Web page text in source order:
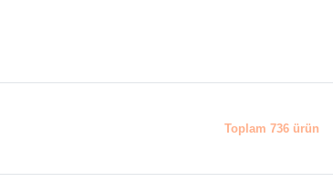
Toplam 736 ürün